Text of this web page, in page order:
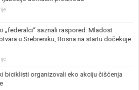
„federalci“ saznali raspored: Mladost
u Srebreniku, Bosna na startu dočekuje
biciklisti organizovali eko akciju čišćenja